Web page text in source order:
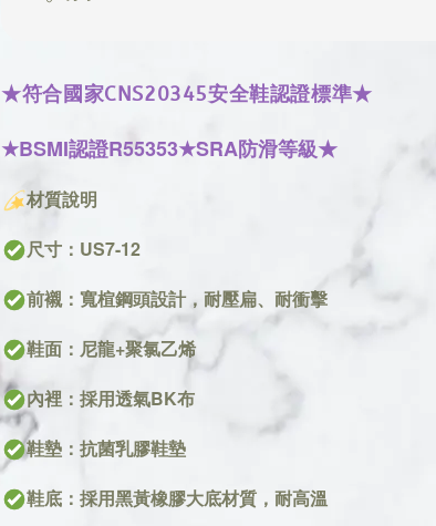
★符合國家CNS20345安全鞋認證標準★
★BSMI認證R55353★SRA防滑等級★
材質說明
尺寸：US7-12
前襯：寬楦鋼頭設計，耐壓扁、耐衝擊
鞋面：尼龍+聚氯乙烯
內裡：採用透氣BK布
鞋墊：抗菌乳膠鞋墊
鞋底：採用黑黃橡膠大底材質，耐高溫